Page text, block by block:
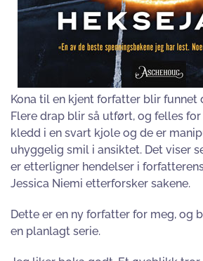
Kona til en kjent forfatter blir funnet
Flere drap blir så utført, og felles
kledd i en svart kjole og de er
uhyggelig smil i ansiktet. Det viser
er etterligner hendelser i
Jessica Niemi etterforsker sakene.
Dette er en ny forfatter for meg, og
en planlagt serie.